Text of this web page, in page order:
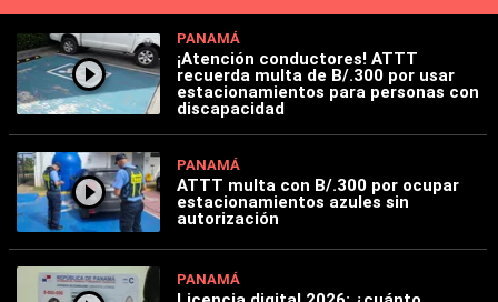
PANAMÁ
¡Atención conductores! ATTT
recuerda multa de B/.300 por usar
estacionamientos para personas con
discapacidad
PANAMÁ
ATTT multa con B/.300 por ocupar
estacionamientos azules sin
autorización
PANAMÁ